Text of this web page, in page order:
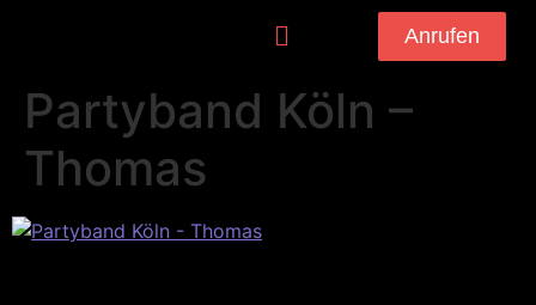
Anrufen
Partyband Köln –
Thomas